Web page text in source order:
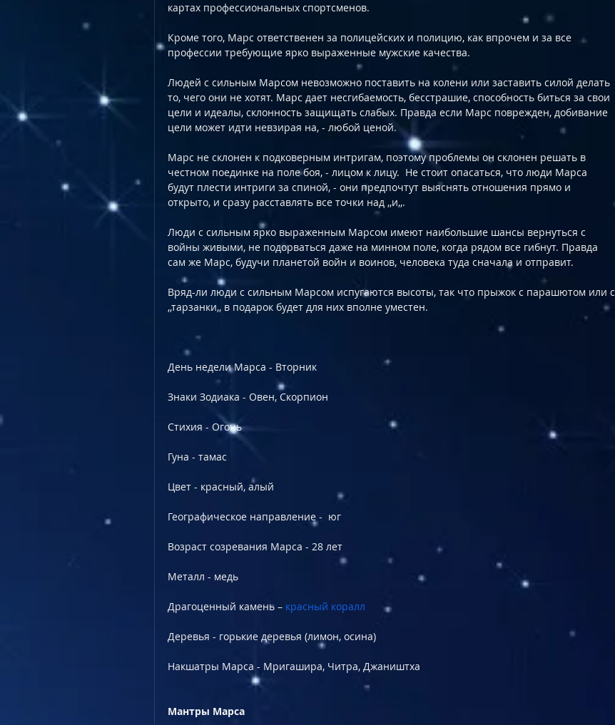
картах профессиональных спортсменов.
Кроме того, Марс ответственен за полицейских и полицию, как впрочем и за все
профессии требующие ярко выраженные мужские качества.
Людей с сильным Марсом невозможно поставить на колени или заставить силой делать
то, чего они не хотят. Марс дает несгибаемость, беcстрашие, способность биться за свои
цели и идеалы, склонность защищать слабых. Правда если Марс поврежден, добивание
цели может идти невзирая на, - любой ценой.
Марс не склонен к подковерным интригам, поэтому проблемы он склонен решать в
честном поединке на поле боя, - лицом к лицу.  Не стоит опасаться, что люди Марса
будут плести интриги за спиной, - они предпочтут выяснять отношения прямо и
открыто, и сразу расставлять все точки над ,,и,,.
Люди с сильным ярко выраженным Марсом имеют наибольшие шансы вернуться с
войны живыми, не подорваться даже на минном поле, когда рядом все гибнут. Правда
сам же Марс, будучи планетой войн и воинов, человека туда сначала и отправит.
Bряд-ли люди с сильным Марсом испугаются высоты, так что прыжок с парашютом или с
,,тарзанки,, в подарок будет для них вполне уместен.
День недели Марса - Вторник
Знаки Зодиака - Овен, Скорпион
Стихия - Oгонь
Гуна - тамас
Цвет - красный, алый
Географическое направление -  юг
Возраст созревания Марса - 28 лет
Металл - медь
Драгоценный камень – красный коралл
Деревья - горькие деревья (лимон, осина)
Накшатры Марса - Мригашира, Читра, Джаништха
Мантры Марса